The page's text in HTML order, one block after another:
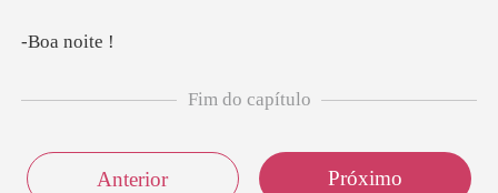
noi
Fim do capítulo
Anterior Próximo